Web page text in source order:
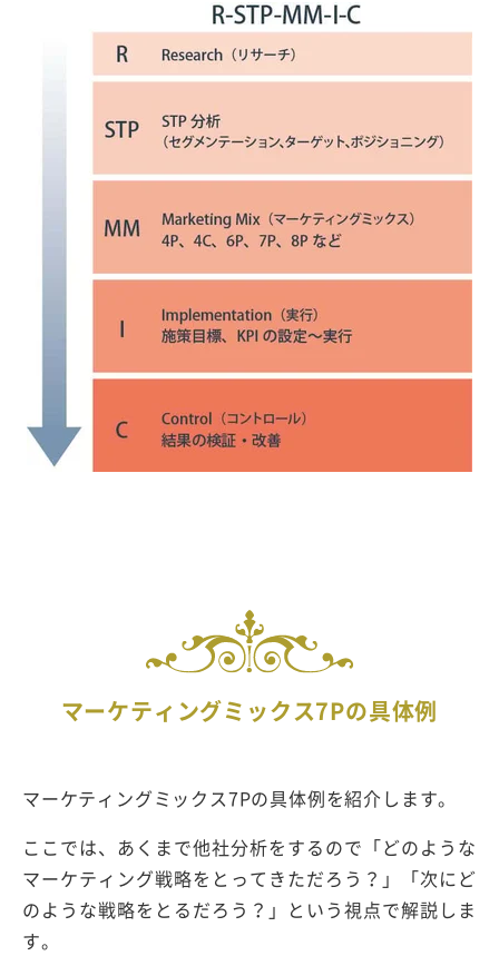
マーケティングミックス7Pの具体例
マーケティングミックス7Pの具体例を紹介します。
ここでは、あくまで他社分析をするので「どのような
マーケティング戦略をとってきただろう？」「次にど
のような戦略をとるだろう？」という視点で解説しま
す。